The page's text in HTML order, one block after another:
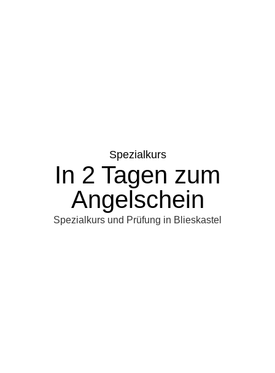
Spezialkurs
In 2 Tagen zum
Angelschein
Spezialkurs und Prüfung in Blieskastel